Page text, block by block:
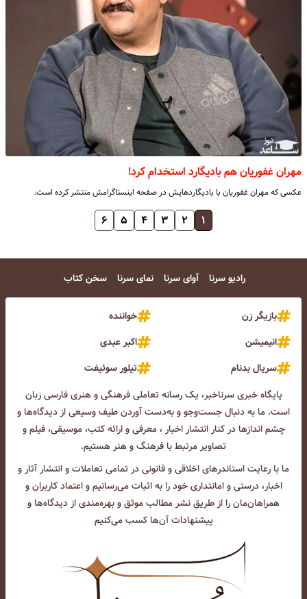
مهران غفوریان هم بادیگارد استخدام کرد!
عکسی که مهران غفوریان با بادیگاردهایش در صفحه اینستاگرامش منتشر کرده است.
۱ ۲ ۳ ۴ ۵ ۶
رادیو سرنا آوای سرنا نمای سرنا سخن کتاب
بازیگر زن
خواننده
انیمیشن
اکبر عبدی
سریال بدنام
تیلور سوئیفت
پایگاه خبری سرناخبر، یک رسانه تعاملی فرهنگی و هنری فارسی زبان
است. ما به دنبال جست‌و‌جو و به‌دست آوردن طیف وسیعی از دیدگاه‌ها و
چشم انداز‌ها در کنار انتشار اخبار ، معرفی و ارائه کتب، موسیقی، فیلم و
تصاویر مرتبط با فرهنگ و هنر هستیم.
ما با رعایت استاندرهای اخلاقی و قانونی در تمامی تعاملات و انتشار آثار و
اخبار، درستی و امانتداری خود را به اثبات می‌رسانیم و اعتماد کاربران و
همراهان‌مان را از طریق نشر مطالب موثق و بهره‌مندی از دیدگاه‌ها و
پیشنهادات آن‌ها کسب می‌کنیم